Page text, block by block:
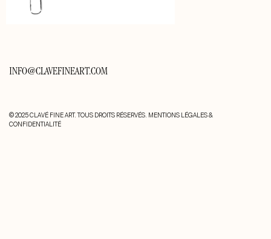
INFO@CLAVEFINEART.COM
© 2025 CLAVÉ FINE ART. TOUS DROITS RÉSERVÉS. MENTIONS LÉGALES &
CONFIDENTIALITÉ